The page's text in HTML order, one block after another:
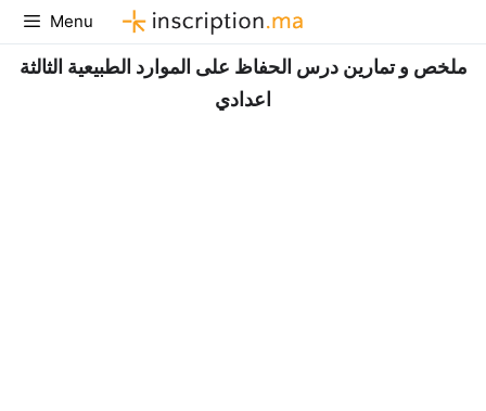
Aller
au
contenu
Menu
ملخص و تمارين درس الحفاظ على الموارد الطبيعية الثالثة
اعدادي